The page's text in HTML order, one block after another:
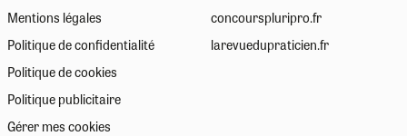
Mentions légales
Politique de confidentialité
Politique de cookies
Politique publicitaire
Gérer mes cookies
concourspluripro.fr
larevuedupraticien.fr